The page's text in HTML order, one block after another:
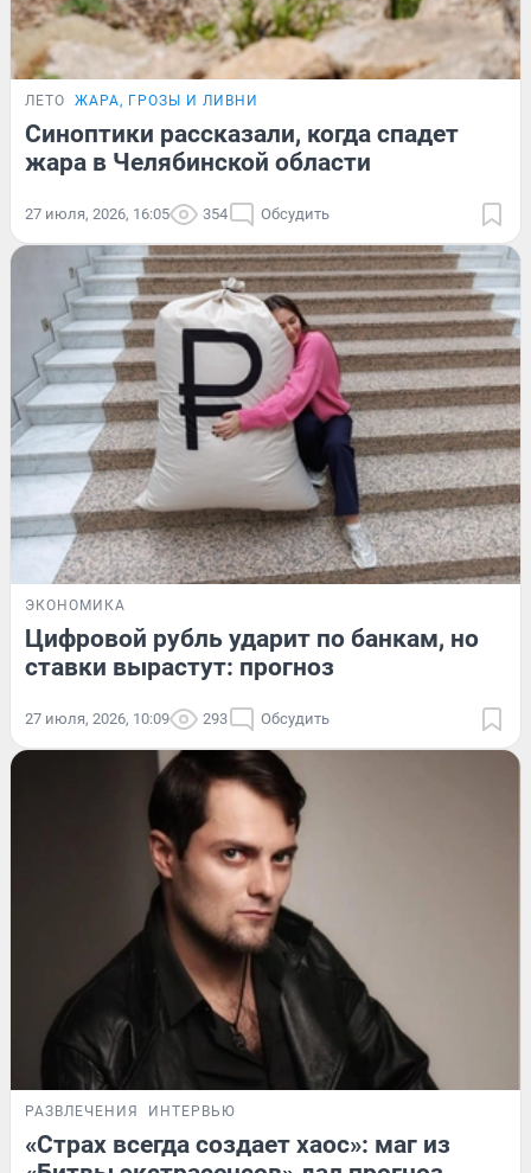
ЛЕТО ЖАРА, ГРОЗЫ И ЛИВНИ
Синоптики рассказали, когда спадет
жара в Челябинской области
27 июля, 2026, 16:05 354 Обсудить
ЭКОНОМИКА
Цифровой рубль ударит по банкам, но
ставки вырастут: прогноз
27 июля, 2026, 10:09 293 Обсудить
РАЗВЛЕЧЕНИЯ ИНТЕРВЬЮ
«Страх всегда создает хаос»: маг из